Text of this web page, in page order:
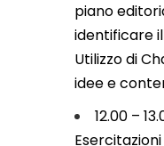
piano
identificare
Utilizzo di
idee e
12.00 –